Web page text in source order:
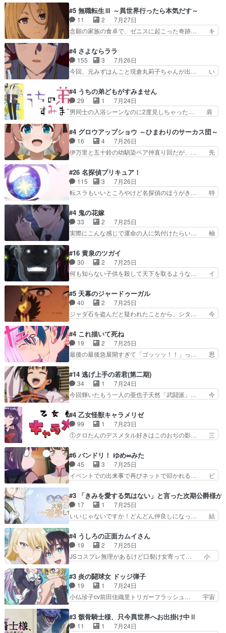
レベのアニメ制作を日本に奪… 予言で正体がバレ
る、もう騙し討ちは出来な… 村正の墓、アニメで
見ると一杯で怖いな。ア…
とカストルの共通点は、魔法の制御が出… 椋鳥の
大群て…住民から迷惑がられてない？… キングコ
ングor進撃の巨人牡羊座のアルデ… スピカ・イ
オ・カストルという組み合わせ。… 有り余るパワ
みかたが雑になってきてるな… イキりカストルは
怖がりやったかあスピカな… 鏡の世界への突入と
新たな依頼サブタイトル…
#5 無職転生Ⅲ ～異世界行ったら本気だす～
11 2
7月27日
念願の家族の食卓で、ゼニスに起こった奇跡… キ
ナリーゼの悪魔の囁きwクリフとエリナ… 悪魔の
囁きやめてくださいwおい、1番重要… ゼニスも
感情が出てきてて良い方向に進んで… 第５話を
ABEMAで視聴しました。視聴に… クリフとエリ
相変わらずで草ルディ君釣り… ルーデウスにシル
フィエットとロキシーとの… 離れ離れになったり
別れがあったり絶望の大…
#4 さよならララ
155 3
7月26日
今回、元みずはんこと現倉丸莉子ちゃんが出… い
様とは...本当の愛とは...なんぞ… テンポの良いボ
ケとツッコミで笑わせつつ、… この作品、ストー
リーにも登場人物にも全く… 家で机に向かってる
時の貧乏ゆすりとか、ラ… お姉ちゃんと話せ
に、ララは何を思うのだ… 息をするかのように3
話まで視聴。2026… ララの王子様探しが本格的
に動き出した回。…
#4 うちの弟どもがすみません
29 1
7月24日
男同士の入浴シーンなのに2度見しちゃった… 肩
散歩って逃げるよね！糸と類を助けよう… 類の面
倒見るのが1番大変そう糸は誰とでも… 源くんを
甘えさせるまでの糸と周りの出来事… 源くん、甘
えちゃうぞ宣言。思ったよりラブ… 糸ちゃんのま
目的を忘れてますますヤング… でも央太と親しく
するのは嫌。世話を拒んで… ゴメス（カエル）外
で散歩させてたのか(*…
#4 グロウアップショウ ～ひまわりのサーカス団～
16 4
7月26日
伊万里と五十鈴の幼馴染ペア仲直り回だが、… 先
や、これ素晴らしいコメディアニメだな。… 水着
回なのにビキニじゃない！これは時代背… 今回は
推しの吾野伊万里ちゃん担当回。これ… 伊万里さ
んの手品回であり水着回ね。瑞佳ち… 売り上げが
タ教育のせいで瑞佳がヒモカス… 伊万里ちゃんの
人前での苦手意識を抱えなが… 第４話をｄアニメ
ストアで視聴しました。視…
#26 名探偵プリキュア！
115 3
7月26日
転スラもいいところやけど名探偵のほうがき… 特
なはプリキュア仲間には自分が未来から… の活
躍、敵を圧倒ってのはおおよその流れだ… キュア
エクレール初変身＆初戦闘。プリキュ… キュアエ
クレールは強いが力を制御できない… キュアエク
ッコロで始まってちょっ… バカおもろいやん
www実質まどマギやんけ… しかも実質的にエク
レールが倒したビルであ…
#4 鬼の花嫁
33 2
7月25日
実際にこんな感じで運命の人に気付けたらい… 柚
の花嫁は一見すると甘い夢、理想の天国… 玲夜さ
んのご両親の登場ですこの世に数多い… 玲夜のお
父さんが石田彰だったことに驚きを… 主人公自分
の立場わかって無さすぎやしまた… ヨミツガと
子にも優しいし可愛いしこの… ユキノさんから玲
夜の父親の話で、そのイメ… あやかしの頂点に立
つ鬼龍院家の現当主が息…
#16 黄泉のツガイ
30 2
7月25日
何も知らない子供を殺して天下を取るような… イ
いバトル回の最後に、予想外の引きシン… これっ
て作者が描きたいのは"ユルの物語"… デラさんの
秘密がちょっとわかった回、正直… 左さんと刀持
ちさんが対決♪あとどこぞのじ… 何処も彼処も言
く動いていてずっと胸が熱… 同時視聴｜
DaemonsRealm｜リア… これまで騙していた東
村を捨てて新郷家に来…
#5 天幕のジャードゥーガル
40 2
7月25日
ジャダ石を盗んだと疑われたことから、シタ… 今
ぶややこしいことになってたオープニン… テンポ
も良いし毎話良いところで引くから全… 盟友ドレ
ゲネ后との出会い。次週のドレゲネ… さて、登場
人物多いけどついていけるのか私… 今回は遂にド
んがめっちゃ可愛かったなド… まさかの展開にめ
ちゃくちゃテンション上が… チャガタイの所へ密
偵に行ったはずがドレゲ…
#4 これ描いて死ね
19 2
7月25日
最後の最後急展開すぎて「ゴッッッ！！」っ… 思
は泣かなかった！漫画描きのハウツー回… この作
品はこういうのをズバッとキメるの上… 藤子不二
雄に親しんだ人にはとてもフィット… 赤福のヌル
ヌルした動きとかネームを褒めら… 漫研が気にな
から新たな仲間まで。本作品… 今回エンディング
テーマが流れるのが早い（… この作品の世界に
も、一応デジタルという概…
#14 逃げ上手の若君(第二期)
34 1
7月24日
今回輝いたもう一人の亜也子天然「武闘派」… 今
逃れすら逃げ上手亜也子のアシストに支… そう
か、亜也子もまだ9歳なのか‥ときゆき… 「亜也
子のドキドキ・大作戦！・長寿丸を一… 目玉と耳
を相手に言葉で繰り広げる戰もノラ… 時代設定ど
からのいらすとやは草だった。… 今回は亜也子回
でしたね頼もしさと乙女らし… 貞宗、キモいギョ
ロ目としか思ってなかった…
#4 乙女怪獣キャラメリゼ
99 1
7月23日
①クロたんのデスメタル好きはこのおぢの影… 三
か好きになれんキャラだなぁ作品もイン… 相変わ
らず生物学者には見えないわね響野君… 正体を知
らないのにどちりも肯定してくれた… 黒絵がハル
ゴンになっても、南を助けて大事… OPにデスボ
心を許す、母の友達である光… 黒絵の可愛さレベ
ルが止まらない。南くんと… 黒絵の母とのやり取
りでエヴァの加持さん思…
#6 バンドリ！ ゆめ∞みた
45 3
7月25日
イベントでの出来事で再びネットで叩かれる… ビ
ラがまじで何がしたいかわからん！先生… 陰キャ
の間合いにスルっと入ってきて相手の… ビオラが
都子さんを籠絡しに来ててやばいぞ… マネージャ
ー現実版初登場！バレーボールに… 藻掻きながら
で相手の緊張を解く相手の共… たまったアニメ
50本だってｗ今日も帰った… マネージャー実在
した大逆風のハズなのに全…
#3 「きみを愛する気はない」と言った次期公爵様が
17 1
7月25日
いいじゃないですか！どんどん仲良しになっ… 結
の恋愛系で1番これが好き。愛する気は… 今晩
は、2130頃からシンデレラガールズ… 公爵の妻
なのに着てる洋服がシンプル。テー… まあ、これ
は見なくていいな。むしろ判断が… 自分でも気づ
ぜかヒロイン化していますデ… 【今夜のアニメA
は…】前向き没落令嬢×こ… 「ぼやっとしてたら
菜園の領地の外まで開墾…
#4 うしろの正面カムイさん
19 2
7月25日
JSコスプレ無理があるけど口裂け女寄って… 小
カちゃんがヤバすぎてボキキしそう(ぇ… 口裂け
女って人を襲うって知らなかった…ポ… そのスタ
イルで小学生ファッションは口裂け… 相変わら
ず、尺の都合なのか原作漫画の細か… 除霊士カム
昭和キッズを恐怖のどん底へ突… 現代で有名な口
裂け女登場！お市ちゃん、ポ… ろくろ首の除霊シ
#3 炎の闘球女 ドッジ弾子
19 1
7月24日
小仏珍子cv前田佳織里トリガーフラッシュ… 宇宙
いたぶってるのか！？Cパートで懐か… 普通にド
ッジが激アツ。いや羽仁衣が初めて… 優谷優の声
#3 骸骨騎士様、只今異世界へお出掛け中Ⅱ
11 1
7月24日